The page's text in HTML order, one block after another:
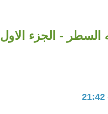
السطر - الجزء الاول